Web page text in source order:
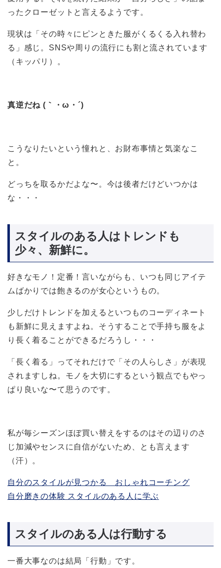
ったクローゼットと言えるようです。
現状は「その時々にピンときた服がくるくる入れ替わ
る」感じ。SNSや周りの流行にも割と流されています
（キッパリ）。
真逆だね (｀・ω・´)
こうなりたいという憧れと、お財布事情と気楽なこ
と。
どっちを取るかだよな〜。今は後者だけどいつかは
な・・・
スタイルのある人はトレンドも
少々、新鮮に。
好きなモノ！定番！言いながらも、いつも同じアイテ
ムばかりでは飽きるのが女心というもの。
少しだけトレンドを加えるといつものコーディネート
も新鮮に見えますよね。そうすることで手持ち服をよ
り長く着ることができるだろうし・・・
「長く着る」ってそれだけで「その人らしさ」が表現
されますしね。モノを大切にするという観点でもやっ
ぱり良いな〜て思うのです。
私が毎シーズンほぼ買い替えをするのはその辺りのさ
じ加減やセンスに自信がないため、とも言えます
（汗）。
自分のスタイルが見つかる おしゃれコーチング
自分磨きの体験 スタイルのある人に学ぶ
スタイルのある人は行動する
一番大事なのは結局「行動」です。